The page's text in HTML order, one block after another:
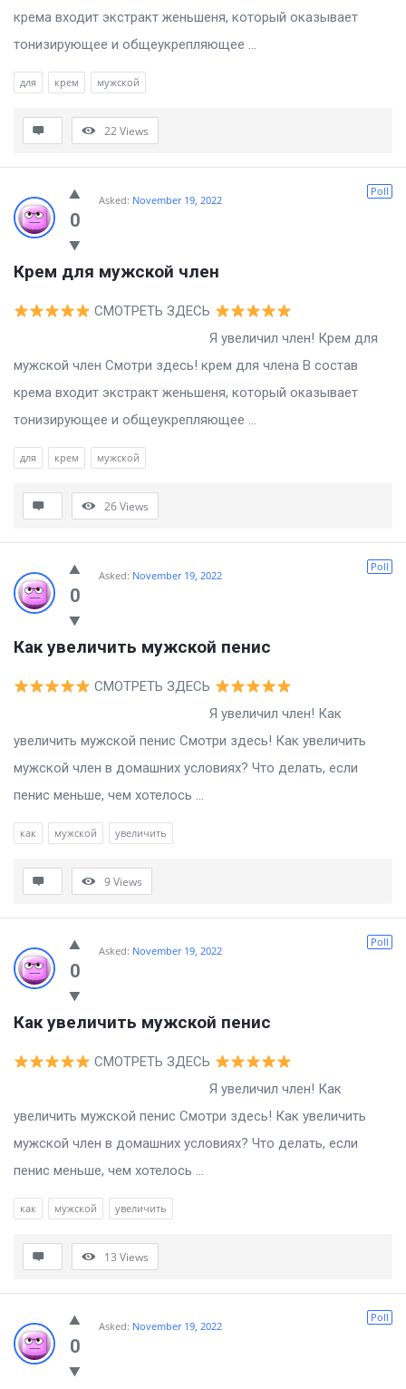
крема входит экстракт женьшеня, который оказывает
тонизирующее и общеукрепляющее ...
для крем мужской
22Views
0
Poll
Asked: November 19, 2022
Крем для мужской член
СМОТРЕТЬ ЗДЕСЬ
Я увеличил член! Крем для
мужской член Смотри здесь! крем для члена В состав
крема входит экстракт женьшеня, который оказывает
тонизирующее и общеукрепляющее ...
для крем мужской
26Views
0
Poll
Asked: November 19, 2022
Как увеличить мужской пенис
СМОТРЕТЬ ЗДЕСЬ
Я увеличил член! Как
увеличить мужской пенис Смотри здесь! Как увеличить
мужской член в домашних условиях? Что делать, если
пенис меньше, чем хотелось ...
как мужской увеличить
9Views
0
Poll
Asked: November 19, 2022
Как увеличить мужской пенис
СМОТРЕТЬ ЗДЕСЬ
Я увеличил член! Как
увеличить мужской пенис Смотри здесь! Как увеличить
мужской член в домашних условиях? Что делать, если
пенис меньше, чем хотелось ...
как мужской увеличить
13 Views
0
Poll
Asked: November 19, 2022